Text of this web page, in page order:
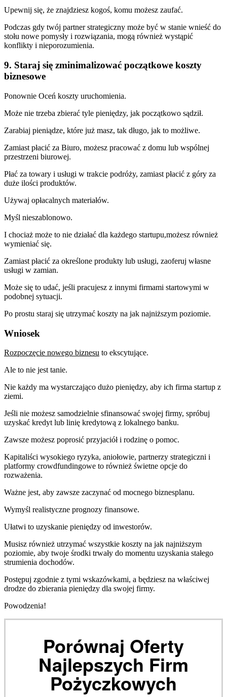
Upewnij się, że znajdziesz kogoś, komu możesz zaufać.
Podczas gdy twój partner strategiczny może być w stanie wnieść do
stołu nowe pomysły i rozwiązania, mogą również wystąpić
konflikty i nieporozumienia.
9. Staraj się zminimalizować początkowe koszty
biznesowe
Ponownie Oceń koszty uruchomienia.
Może nie trzeba zbierać tyle pieniędzy, jak początkowo sądził.
Zarabiaj pieniądze, które już masz, tak długo, jak to możliwe.
Zamiast płacić za Biuro, możesz pracować z domu lub wspólnej
przestrzeni biurowej.
Płać za towary i usługi w trakcie podróży, zamiast płacić z góry za
duże ilości produktów.
Używaj opłacalnych materiałów.
Myśl nieszablonowo.
I chociaż może to nie działać dla każdego startupu,możesz również
wymieniać się.
Zamiast płacić za określone produkty lub usługi, zaoferuj własne
usługi w zamian.
Może się to udać, jeśli pracujesz z innymi firmami startowymi w
podobnej sytuacji.
Po prostu staraj się utrzymać koszty na jak najniższym poziomie.
Wniosek
Rozpoczęcie nowego biznesu to ekscytujące.
Ale to nie jest tanie.
Nie każdy ma wystarczająco dużo pieniędzy, aby ich firma startup z
ziemi.
Jeśli nie możesz samodzielnie sfinansować swojej firmy, spróbuj
uzyskać kredyt lub linię kredytową z lokalnego banku.
Zawsze możesz poprosić przyjaciół i rodzinę o pomoc.
Kapitaliści wysokiego ryzyka, aniołowie, partnerzy strategiczni i
platformy crowdfundingowe to również świetne opcje do
rozważenia.
Ważne jest, aby zawsze zaczynać od mocnego biznesplanu.
Wymyśl realistyczne prognozy finansowe.
Ułatwi to uzyskanie pieniędzy od inwestorów.
Musisz również utrzymać wszystkie koszty na jak najniższym
poziomie, aby twoje środki trwały do momentu uzyskania stałego
strumienia dochodów.
Postępuj zgodnie z tymi wskazówkami, a będziesz na właściwej
drodze do zbierania pieniędzy dla swojej firmy.
Powodzenia!
Porównaj Oferty
Najlepszych Firm
Pożyczkowych